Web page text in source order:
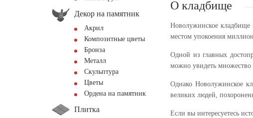
Декор на памятник
Акрил
Композитные цветы
Бронза
Металл
Скульптура
Цветы
Ордена на памятник
Плитка
О кладбище
Новолужинское
местом упокоения
Одной из главных
можно увидеть множество
Однако Новолужинское
великих людей,
Если вы интересуетесь